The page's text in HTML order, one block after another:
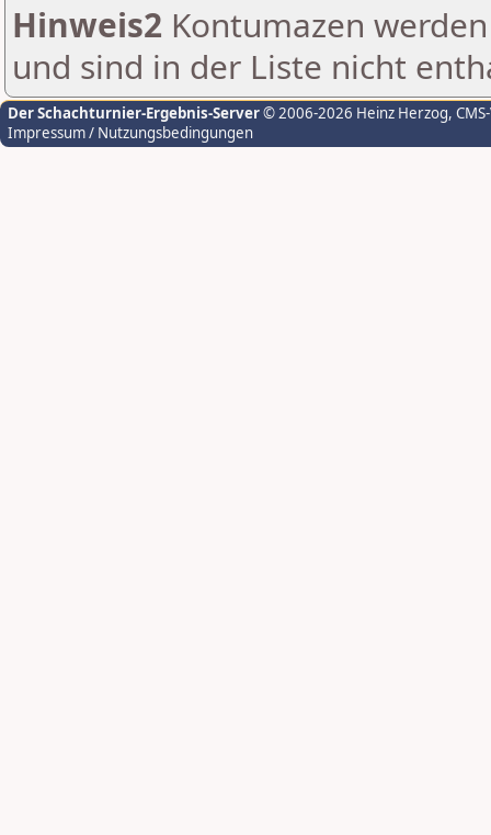
Hinweis2 Kontumazen
und sind in der Liste nicht
Der Schachturnier-Ergebnis-Server© 2006-2026 Heinz Herzog,
Impressum / Nutzungsbedingungen